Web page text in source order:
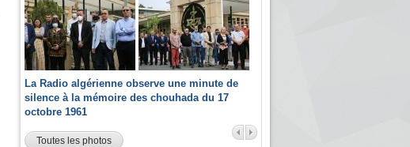
La Radio algérienne observe une minute de
silence à la mémoire des chouhada du 17
octobre 1961
Toutes les photos